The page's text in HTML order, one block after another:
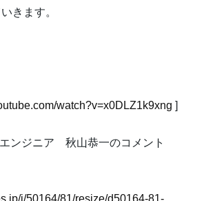
きます。
watch?v=x0DLZ1k9xng ]
ンジニア 秋山恭一のコメント